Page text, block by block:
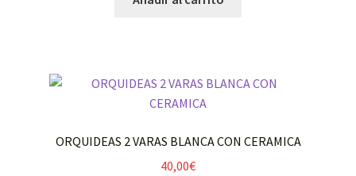
ORQUIDEAS 2 VARAS BLANCA CON CERAMICA
40,00€